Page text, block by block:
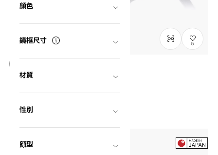
顏色
鏡框尺寸
材質
性別
顔型
5
千一作